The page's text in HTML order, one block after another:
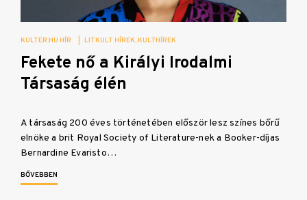
KULTER.HU HÍR LITKULT HÍREK KULTHÍREK
Fekete nő a Királyi Irodalmi
Társaság élén
A társaság 200 éves történetében először lesz színes bőrű
elnöke a brit Royal Society of Literature-nek a Booker-díjas
Bernardine Evaristo…
BŐVEBBEN